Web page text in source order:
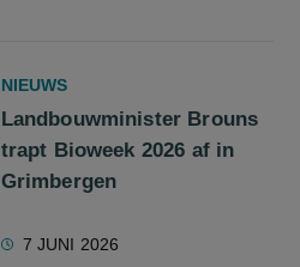
NIEUWS
Landbouwminister Brouns
trapt Bioweek 2026 af in
Grimbergen
7 JUNI 2026